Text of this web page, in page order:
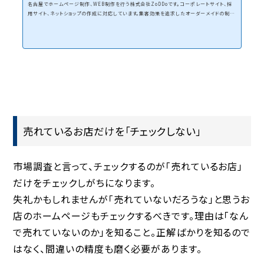
名古屋でホームページ制作、WEB制作を行う株式会社ZoDDoです。コーポレートサイト、採
用サイト、ネットショップの作成に対応しています。集客効果を追求したオーダーメイドの制作
売れているお店だけを「チェックしない」
市場調査と言って、チェックするのが「売れているお店」
だけをチェックしがちになります。
失礼かもしれませんが「売れていないだろうな」と思うお
店のホームページもチェックするべきです。理由は「なん
で売れていないのか」を知ること。正解ばかりを知るので
はなく、間違いの精度も磨く必要があります。